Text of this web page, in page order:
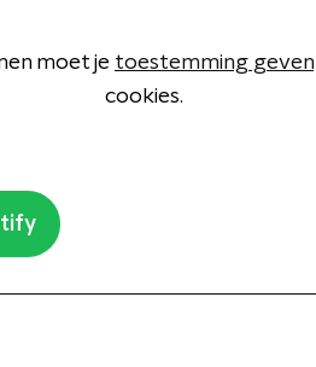
moet je toestemming geven
cookies.